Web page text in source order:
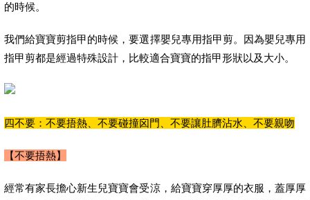
的時候。
我們給寶寶剪指甲的時候，要選擇嬰兒專用指甲剪。因為嬰兒專用
指甲剪都是經過特殊設計，比較適合寶寶的指甲形狀以及大小。
四不要：不要捂熱、不要碰撞囟門、不要讓肚臍沾水、不要親吻
【不要捂熱】
經常有家長擔心新生兒寶寶會受涼，給寶寶穿厚厚的衣服，蓋厚厚